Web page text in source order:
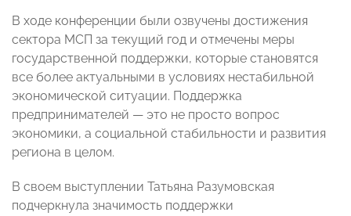
В ходе конференции были озвучены достижения
сектора МСП за текущий год и отмечены меры
государственной поддержки, которые становятся
все более актуальными в условиях нестабильной
экономической ситуации. Поддержка
предпринимателей — это не просто вопрос
экономики, а социальной стабильности и развития
региона в целом.
В своем выступлении Татьяна Разумовская
подчеркнула значимость поддержки